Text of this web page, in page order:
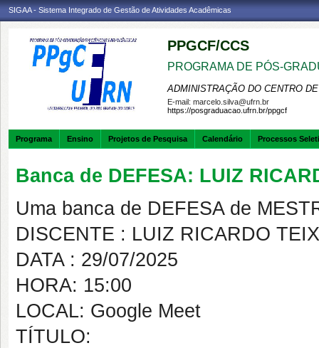
SIGAA - Sistema Integrado de Gestão de Atividades Acadêmicas
PPGCF/CCS
PROGRAMA DE PÓS-
ADMINISTRAÇÃO DO CENTRO
E-mail: marcelo.silva@ufrn.br
https://posgraduacao.ufrn.br/ppgcf
Programa Ensino Projetos de Pesquisa Calendário Processos
Banca de DEFESA: LUIZ
Uma banca de DEFESA de
DISCENTE : LUIZ RICARDO
DATA : 29/07/2025
HORA: 15:00
LOCAL: Google Meet
TÍTULO: